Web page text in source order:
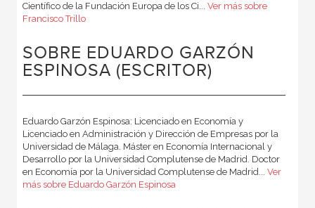
Científico de la Fundación Europa de los Ci... Ver más sobre
Francisco Trillo
SOBRE EDUARDO GARZÓN
ESPINOSA (ESCRITOR)
Eduardo Garzón Espinosa: Licenciado en Economía y
Licenciado en Administración y Dirección de Empresas por la
Universidad de Málaga. Máster en Economía Internacional y
Desarrollo por la Universidad Complutense de Madrid. Doctor
en Economía por la Universidad Complutense de Madrid... Ver
más sobre Eduardo Garzón Espinosa